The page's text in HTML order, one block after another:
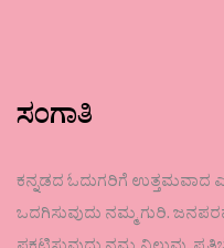
ಸಂಗಾತಿ
ಕನ್ನಡದ ಓದುಗರಿಗೆ ಉತ್ತಮವಾದ
ಒದಗಿಸುವುದು ನಮ್ಮ ಗುರಿ.